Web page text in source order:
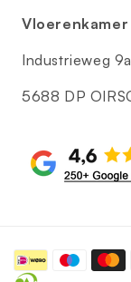
Industrieweg 9a
5688 DP
Betaalmethoden